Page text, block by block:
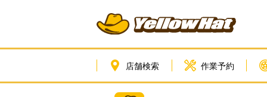
店舗検索 作業予約